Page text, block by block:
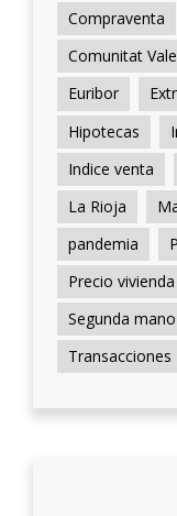
Compraventa
Comunitat
Euribor
Hipotecas
Indice venta
La Rioja
pandemia
Precio vivienda
Segunda mano
Transacciones